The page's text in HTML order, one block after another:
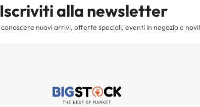
Iscriviti alla newsletter
conoscere nuovi arrivi, offerte speciali, eventi in negozio e